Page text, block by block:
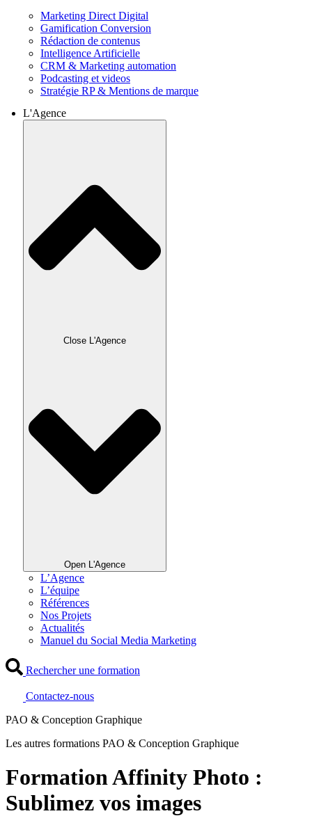
Marketing Direct Digital
Gamification Conversion
Rédaction de contenus
Intelligence Artificielle
CRM & Marketing automation
Podcasting et videos
Stratégie RP & Mentions de marque
L'Agence
Close L'Agence
Open L'Agence
L’Agence
L’équipe
Références
Nos Projets
Actualités
Manuel du Social Media Marketing
Rechercher une formation
Contactez-nous
PAO & Conception Graphique
Les autres formations PAO & Conception Graphique
Formation Affinity Photo :
Sublimez vos images